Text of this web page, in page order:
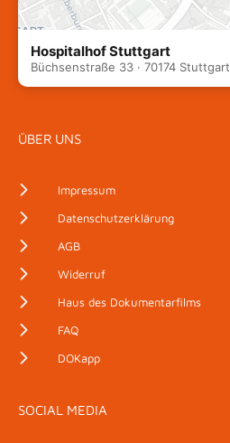
Hospitalhof Stuttgart
Büchsenstraße 33 · 70174 Stuttgart
ÜBER UNS
Impressum
Datenschutzerklärung
AGB
Widerruf
Haus des Dokumentarfilms
FAQ
DOKapp
SOCIAL MEDIA